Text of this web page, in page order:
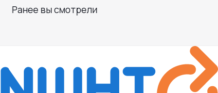
Ранее вы смотрели